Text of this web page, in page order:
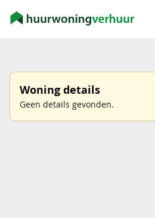
Woning details
Geen details gevonden.